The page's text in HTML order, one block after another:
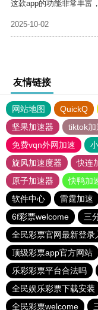
这款app的功能非常丰富
2025-10-02
友情链接
网站地图 QuickQ
坚果加速器
tiktok加
免费vqn外网加速
旋风加速度器
快连
原子加速器
快鸭加
软件中心
雷霆加速
6f彩票welcome
三
全民彩票官网最新登录
顶级彩票app官方网站
乐彩彩票平台合法吗
全民娱乐彩票下载安装
全民彩票welcome